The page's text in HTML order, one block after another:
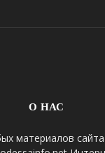
О НАС
материалов